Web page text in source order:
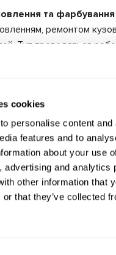
cookies
personalise content and
features and to
about your use
advertising and analytics
other information that
or that they’ve collected
та фарбування
ремонтом
Тут проводяться
з тюнінгом і
Станції
та великі. На
заправку, тут
На великих
спектр робіт.
аварійних машин